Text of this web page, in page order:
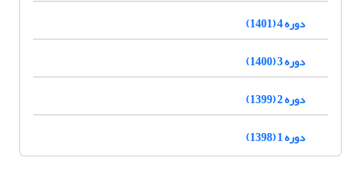
دوره 4 (1401)
دوره 3 (1400)
دوره 2 (1399)
دوره 1 (1398)